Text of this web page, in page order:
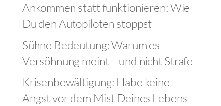
Ankommen statt funktionieren: Wie
Du den Autopiloten stoppst
Sühne Bedeutung: Warum es
Versöhnung meint – und nicht Strafe
Krisenbewältigung: Habe keine
Angst vor dem Mist Deines Lebens